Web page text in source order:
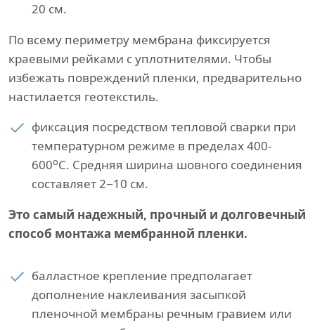
20 см.
По всему периметру мембрана фиксируется
краевыми рейками с уплотнителями. Чтобы
избежать повреждений пленки, предварительно
настилается геотекстиль.
фиксация посредством тепловой сварки при
температурном режиме в пределах 400-
600оС. Средняя ширина шовного соединения
составляет 2−10 см.
Это самый надежный, прочный и долговечный
способ монтажа мембранной пленки.
балластное крепление предполагает
дополнение наклеивания засыпкой
пленочной мембраны речным гравием или